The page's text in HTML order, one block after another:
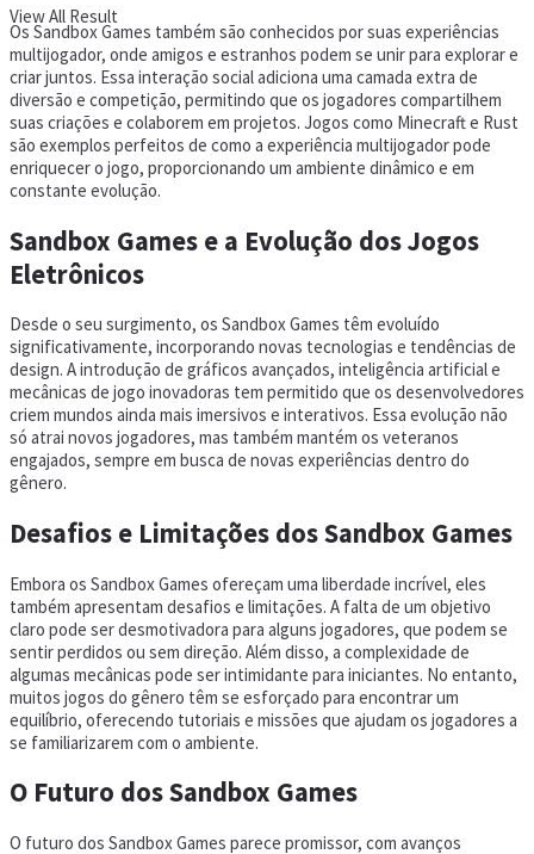
View All Result
Os Sandbox Games também são conhecidos por suas experiências
multijogador, onde amigos e estranhos podem se unir para explorar e
criar juntos. Essa interação social adiciona uma camada extra de
diversão e competição, permitindo que os jogadores compartilhem
suas criações e colaborem em projetos. Jogos como Minecraft e Rust
são exemplos perfeitos de como a experiência multijogador pode
enriquecer o jogo, proporcionando um ambiente dinâmico e em
constante evolução.
Sandbox Games e a Evolução dos Jogos
Eletrônicos
Desde o seu surgimento, os Sandbox Games têm evoluído
significativamente, incorporando novas tecnologias e tendências de
design. A introdução de gráficos avançados, inteligência artificial e
mecânicas de jogo inovadoras tem permitido que os desenvolvedores
criem mundos ainda mais imersivos e interativos. Essa evolução não
só atrai novos jogadores, mas também mantém os veteranos
engajados, sempre em busca de novas experiências dentro do
gênero.
Desafios e Limitações dos Sandbox Games
Embora os Sandbox Games ofereçam uma liberdade incrível, eles
também apresentam desafios e limitações. A falta de um objetivo
claro pode ser desmotivadora para alguns jogadores, que podem se
sentir perdidos ou sem direção. Além disso, a complexidade de
algumas mecânicas pode ser intimidante para iniciantes. No entanto,
muitos jogos do gênero têm se esforçado para encontrar um
equilíbrio, oferecendo tutoriais e missões que ajudam os jogadores a
se familiarizarem com o ambiente.
O Futuro dos Sandbox Games
O futuro dos Sandbox Games parece promissor, com avanços